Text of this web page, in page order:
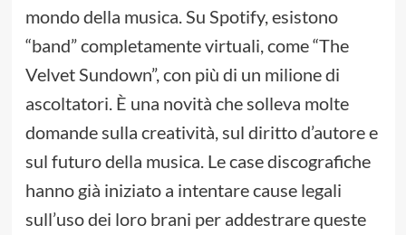
mondo della musica. Su Spotify, esistono
“band” completamente virtuali, come “The
Velvet Sundown”, con più di un milione di
ascoltatori. È una novità che solleva molte
domande sulla creatività, sul diritto d’autore e
sul futuro della musica. Le case discografiche
hanno già iniziato a intentare cause legali
sull’uso dei loro brani per addestrare queste